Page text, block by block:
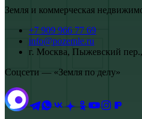
Земля и коммерческая
+7 909 966 77 69
info@pozemle.ru
г. Москва, Пыжевский
Соцсети — «Земля по делу»